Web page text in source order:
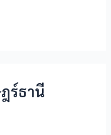
ร์ธานี